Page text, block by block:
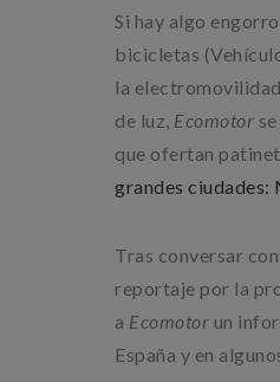
Si hay algo
bicicletas
la
de luz, Ecomotor
que ofertan
grandes ciudades:
Tras conversar
reportaje por la
a Ecomotor un
España y en